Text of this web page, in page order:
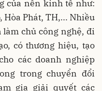
của nền kinh tế như:
Hòa Phát, TH,... Nhiều
chủ công nghệ, đi
có thương hiệu, tạo
các doanh nghiệp
trong chuyển đổi
gia giải quyết các